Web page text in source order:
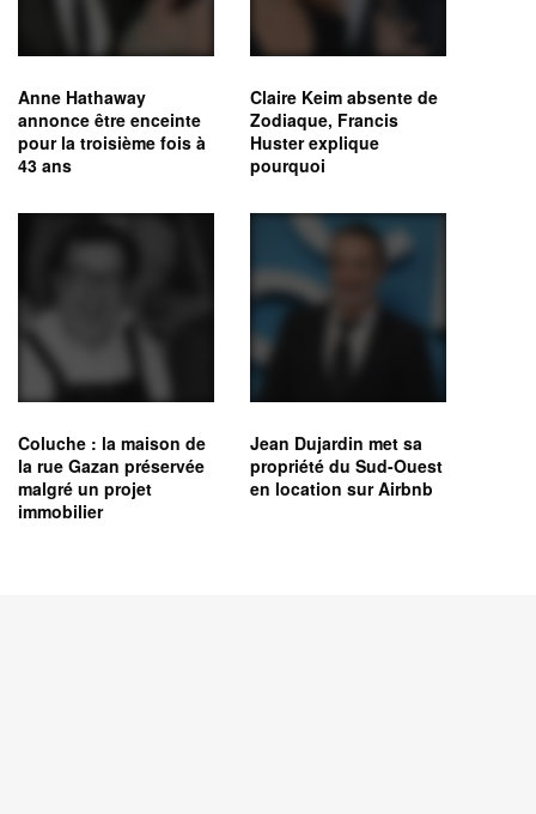
Anne Hathaway
annonce être enceinte
pour la troisième fois à
43 ans
Claire Keim absente de
Zodiaque, Francis
Huster explique
pourquoi
Coluche : la maison de
la rue Gazan préservée
malgré un projet
immobilier
Jean Dujardin met sa
propriété du Sud-Ouest
en location sur Airbnb